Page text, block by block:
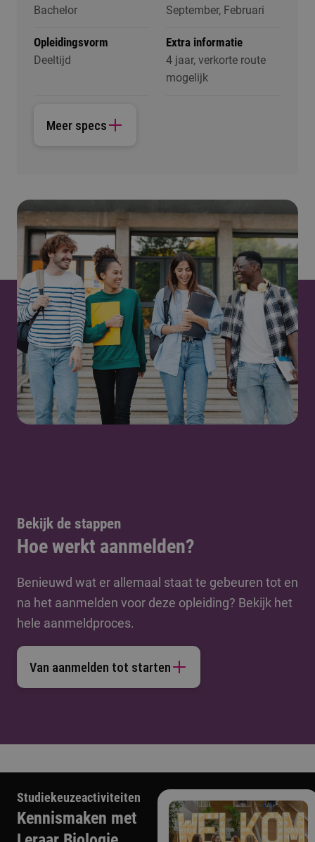
Bachelor September, Februari
Opleidingsvorm
Deeltijd
Extra informatie
4 jaar, verkorte route
mogelijk
Meer specs
Bekijk de stappen
Hoe werkt aanmelden?
Benieuwd wat er allemaal staat te gebeuren tot en
na het aanmelden voor deze opleiding? Bekijk het
hele aanmeldproces.
Van aanmelden tot starten
Studiekeuzeactiviteiten
Kennismaken met